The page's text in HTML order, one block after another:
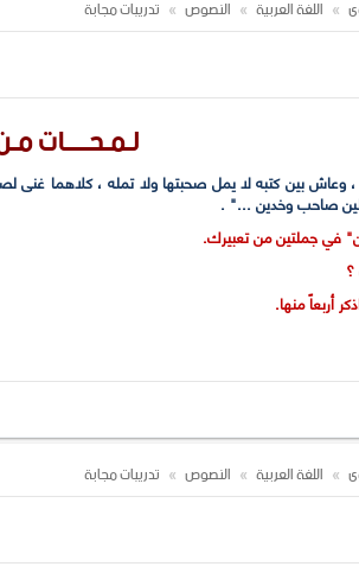
؟
اللغة العربية النصوص
تدريبات مجابة
لـمـحــــات
بين كتبه لا يمل صحبتها ولا تمله ، كلاهما غنى
صاحب وخدين ..." .
في جملتين من تعبيرك.
؟
أربعاً منها.
؟
اللغة العربية النصوص
تدريبات مجابة